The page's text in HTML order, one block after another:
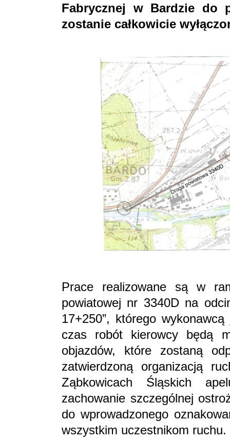
Fabrycznej w Bardzie do
zostanie całkowicie
Prace realizowane są w
powiatowej nr 3340D na
17+250”, którego
czas robót kierowcy będą
objazdów, które zostaną
zatwierdzoną organizacją
Ząbkowicach Śląskich
zachowanie szczególnej
do wprowadzonego
wszystkim uczestnikom ruchu.